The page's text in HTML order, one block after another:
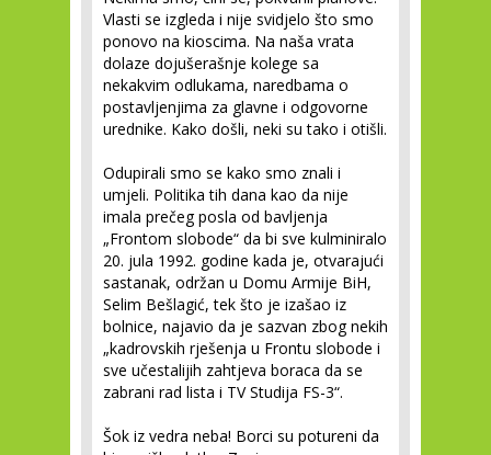
Vlasti se izgleda i nije svidjelo što smo
ponovo na kioscima. Na naša vrata
dolaze dojušerašnje kolege sa
nekakvim odlukama, naredbama o
postavljenjima za glavne i odgovorne
urednike. Kako došli, neki su tako i otišli.
Odupirali smo se kako smo znali i
umjeli. Politika tih dana kao da nije
imala prečeg posla od bavljenja
„Frontom slobode“ da bi sve kulminiralo
20. jula 1992. godine kada je, otvarajući
sastanak, održan u Domu Armije BiH,
Selim Bešlagić, tek što je izašao iz
bolnice, najavio da je sazvan zbog nekih
„kadrovskih rješenja u Frontu slobode i
sve učestalijih zahtjeva boraca da se
zabrani rad lista i TV Studija FS-3“.
Šok iz vedra neba! Borci su potureni da